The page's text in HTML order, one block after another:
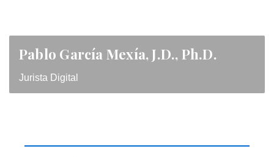
Pablo García Mexía, J.D., Ph.D.
Jurista Digital